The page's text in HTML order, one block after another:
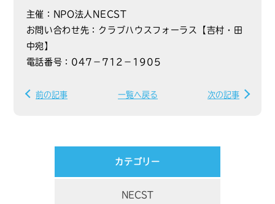
主催：NPO法人NECST
お問い合わせ先：クラブハウスフォーラス【吉村・田
中宛】
電話番号：047－712－1905
前の記事 一覧へ戻る 次の記事
カテゴリー
NECST